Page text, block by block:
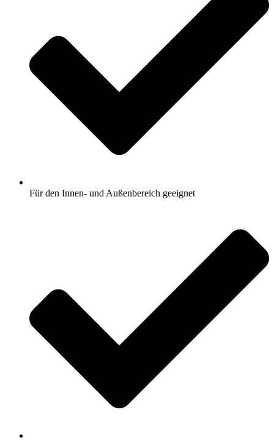
Für den Innen- und Außenbereich geeignet